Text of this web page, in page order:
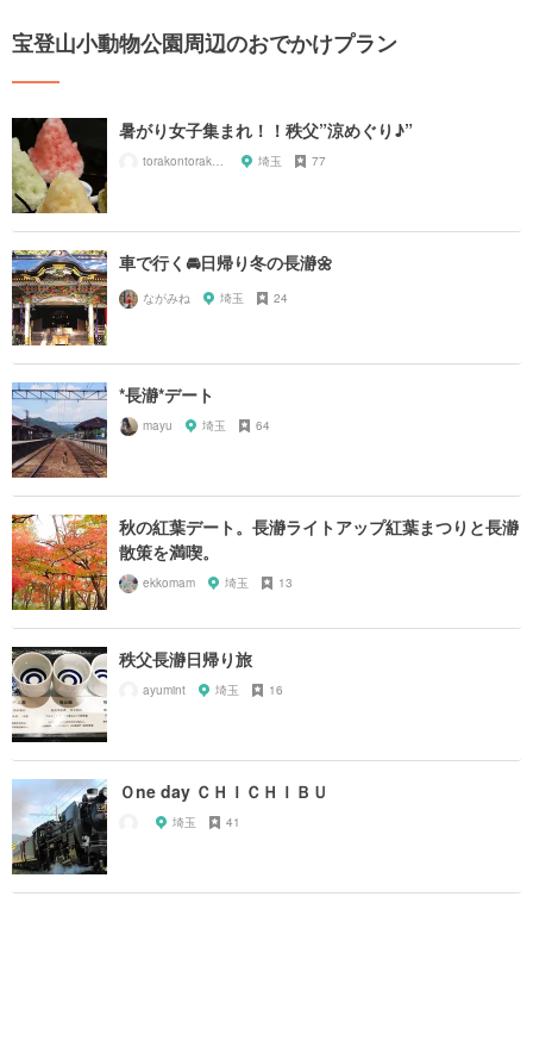
宝登山小動物公園周辺のおでかけプラン
暑がり女子集まれ！！秩父”涼めぐり♪”
torakontorako201505 埼玉 77
車で行く🚘日帰り冬の長瀞🌼
ながみね 埼玉 24
*長瀞*デート
mayu 埼玉 64
秋の紅葉デート。長瀞ライトアップ紅葉まつりと長瀞
散策を満喫。
ekkomam 埼玉 13
秩父長瀞日帰り旅
ayumint 埼玉 16
Ｏne day ＣＨＩＣＨＩＢＵ
埼玉 41